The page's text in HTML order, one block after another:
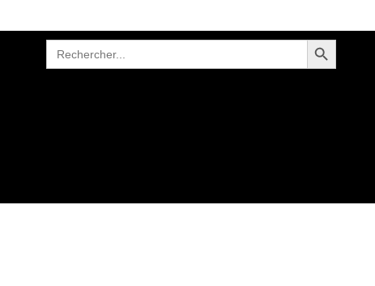
Search
for:
Search Button